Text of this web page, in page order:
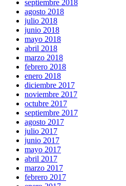
septiembre 2018
agosto 2018
julio 2018
junio 2018
mayo 2018
abril 2018
marzo 2018
febrero 2018
enero 2018
diciembre 2017
noviembre 2017
octubre 2017
septiembre 2017
agosto 2017
julio 2017
junio 2017
mayo 2017
abril 2017
marzo 2017
febrero 2017